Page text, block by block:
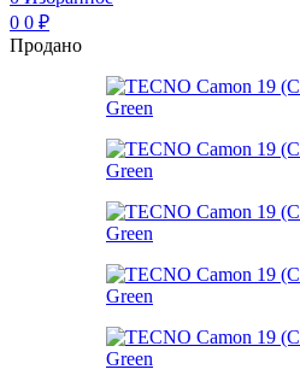
0 0 ₽
Продано